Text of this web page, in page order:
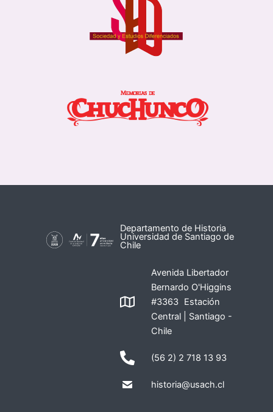
Departamento de Historia
Universidad de Santiago de
Chile
Avenida Libertador
Bernardo O'Higgins
#3363 Estación
Central | Santiago -
Chile
(56 2) 2 718 13 93
historia@usach.cl